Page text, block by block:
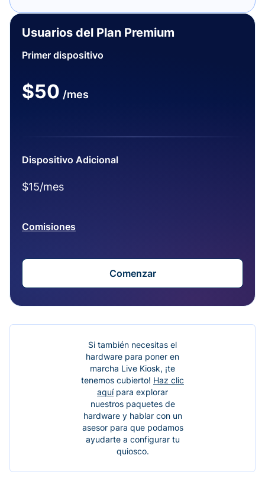
Usuarios del Plan Premium
Primer dispositivo
$50 /mes
Dispositivo Adicional
$15/mes
Comisiones
Comenzar
Si también necesitas el
hardware para poner en
marcha Live Kiosk, ¡te
tenemos cubierto! Haz clic
aquípara explorar
nuestros paquetes de
hardware y hablar con un
asesor para que podamos
ayudarte a configurar tu
quiosco.